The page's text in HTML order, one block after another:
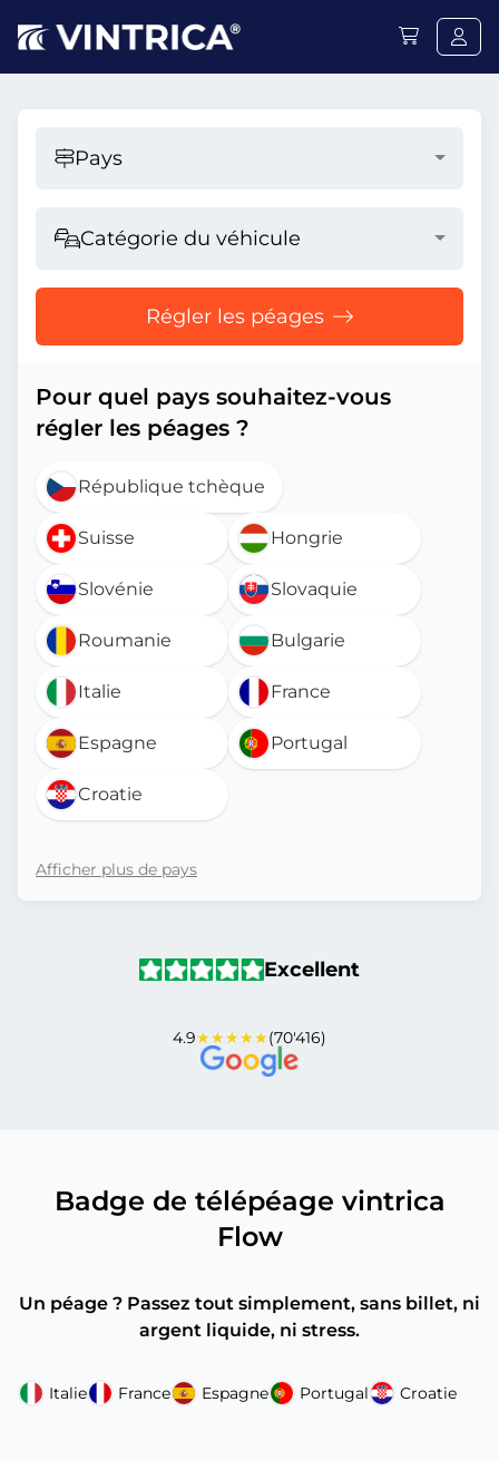
Pays
Catégorie du véhicule
Régler les péages
Pour quel pays souhaitez-vous
régler les péages ?
République tchèque
Suisse Hongrie
Slovénie Slovaquie
Roumanie Bulgarie
Italie France
Espagne Portugal
Croatie
Afficher plus de pays
Excellent
4.9★★★★★(70'416)
Badge de télépéage vintrica
Flow
Un péage ? Passez tout simplement, sans billet, ni
argent liquide, ni stress.
Italie France Espagne Portugal Croatie